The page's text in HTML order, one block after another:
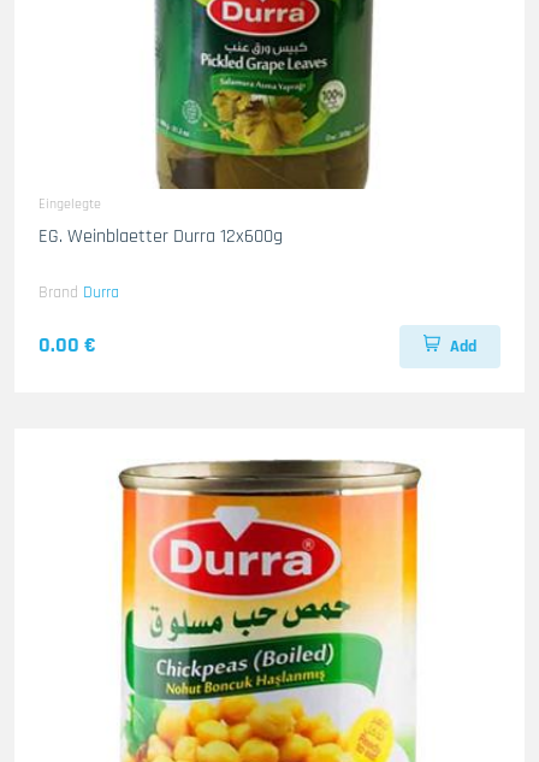
Eingelegte
EG. Weinblaetter Durra 12x600g
Brand Durra
0.00 € Add